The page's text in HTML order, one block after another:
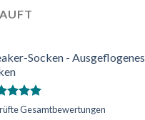
Socken - Ausgeflogenes
Gesamtbewertungen